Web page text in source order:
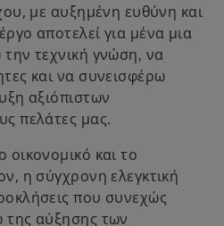
με αυξημένη ευθύνη και
αποτελεί για μένα μια
τεχνική γνώση, να
και να συνεισφέρω
αξιόπιστων
πελάτες μας.
και το
η σύγχρονη ελεγκτική
που συνεχώς
της αύξησης των